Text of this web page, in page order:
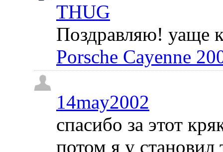
THUG
Поздравляю! уаще
Porsche Cayenne
14may2002
спасибо за этот
потом я у